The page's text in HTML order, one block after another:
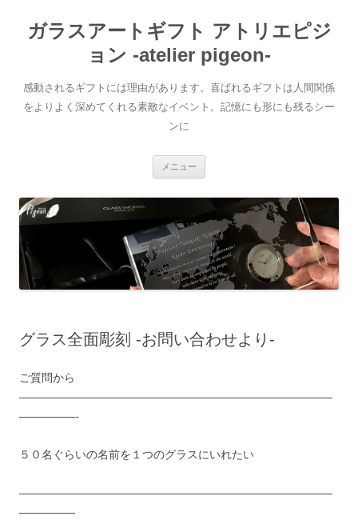
ガラスアートギフト アトリエピジ
ョン -atelier pigeon-
感動されるギフトには理由があります。喜ばれるギフトは人間関係
をよりよく深めてくれる素敵なイベント。記憶にも形にも残るシー
ンに
メニュー
へ
移
動
グラス全面彫刻 -お問い合わせより-
ご質問から
————————————————————————————
—————-
５０名ぐらいの名前を１つのグラスにいれたい
————————————————————————————
—————